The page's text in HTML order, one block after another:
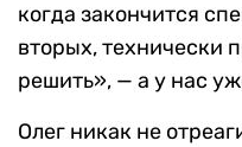
когда закончится
вторых, технически
решить», — а у нас
Олег никак не